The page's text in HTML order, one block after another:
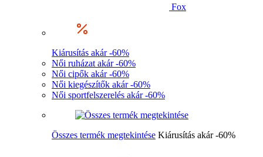
Fox
Kiárusítás akár -60%
Női ruházat akár -60%
Női cipők akár -60%
Női kiegészítők akár -60%
Női sportfelszerelés akár -60%
Összes termék megtekintése Kiárusítás akár -60%